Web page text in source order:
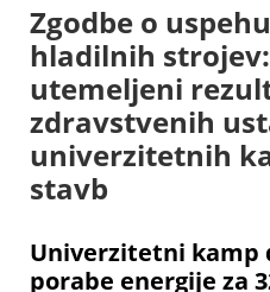
Zgodbe o
hladilnih
utemeljeni
zdravstvenih
univerzitetnih
stavb
Univerzitetni kamp
porabe energije za